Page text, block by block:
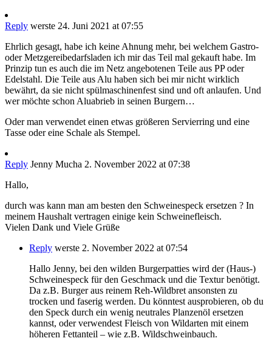
Reply werste 24. Juni 2021 at 07:55
Ehrlich gesagt, habe ich keine Ahnung mehr, bei welchem Gastro-
oder Metzgereibedarfsladen ich mir das Teil mal gekauft habe. Im
Prinzip tun es auch die im Netz angebotenen Teile aus PP oder
Edelstahl. Die Teile aus Alu haben sich bei mir nicht wirklich
bewährt, da sie nicht spülmaschinenfest sind und oft anlaufen. Und
wer möchte schon Aluabrieb in seinen Burgern…
Oder man verwendet einen etwas größeren Servierring und eine
Tasse oder eine Schale als Stempel.
Reply Jenny Mucha 2. November 2022 at 07:38
Hallo,
durch was kann man am besten den Schweinespeck ersetzen ? In
meinem Haushalt vertragen einige kein Schweinefleisch.
Vielen Dank und Viele Grüße
Reply werste 2. November 2022 at 07:54
Hallo Jenny, bei den wilden Burgerpatties wird der (Haus-)
Schweinespeck für den Geschmack und die Textur benötigt.
Da z.B. Burger aus reinem Reh-Wildbret ansonsten zu
trocken und faserig werden. Du könntest ausprobieren, ob du
den Speck durch ein wenig neutrales Planzenöl ersetzen
kannst, oder verwendest Fleisch von Wildarten mit einem
höheren Fettanteil – wie z.B. Wildschweinbauch.